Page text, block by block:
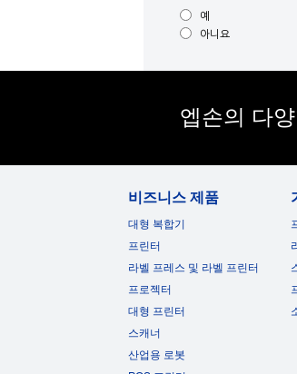
예
아니요
엡손의 다
비즈니스 제품
대형 복합기
프린터
라벨 프레스 및 라벨 프린터
프로젝터
대형 프린터
스캐너
산업용 로봇